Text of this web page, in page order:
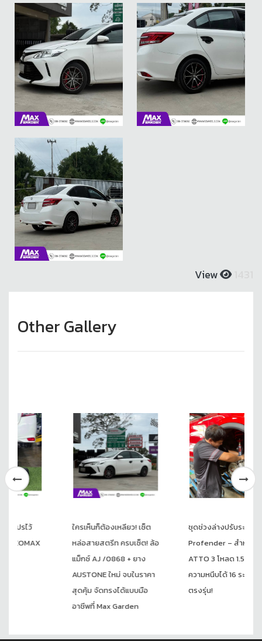
ใครเห็นก็ต้อง
เหลียว! เซ็ตหล่อ
สายสตรีท ครบ
เซ็ต! ล้อแม็กซ์
AJ /0868 + ยาง
AUSTONE ใหม่
จบในราคาสุดคุ้ม
จัดทรงได้แบบ
มืออาชีพที่ Max
Garden
ใครเห็นก็ต้อง
เหลียว! เซ็ตหล่อ
สายสตรีท ครบ
เซ็ต! ล้อแม็กซ์
AJ /0868 + ยาง
AUSTONE ใหม่
จบในราคาสุดคุ้ม
ใครเห็นก็ต้อง
เหลียว! เซ็ตหล่อ
สายสตรีท ครบ
เซ็ต! ล้อแม็กซ์
AJ /0868 + ยาง
AUSTONE ใหม่
จบในราคาสุดคุ้ม
มืออาชีพที่ Max
จัดทรงได้แบบ
มืออาชีพที่ Max
เหลียว! เซ็ตหล่อ
สายสตรีท ครบ
เซ็ต! ล้อแม็กซ์
AJ /0868 + ยาง
มืออาชีพที่ Max
Garden
View 1431
Other Gallery
ใครเห็นก็ต้องเหลียว! เซ็ต
หล่อสายสตรีท ครบเซ็ต! ล้อ
แม็กซ์ AJ /0868 + ยาง
AUSTONE ใหม่ จบในราคา
สุดคุ้ม จัดทรงได้แบบมือ
อาชีพที่ Max Garden
ชุดช่วงล่างปรับระดับ
Profender – สำหรับ BYD
ATTO 3 โหลด 1.5 นิ้ว ปรับ
ความหนึบได้ 16 ระดับ ติดตั้ง
ตรงรุ่น!